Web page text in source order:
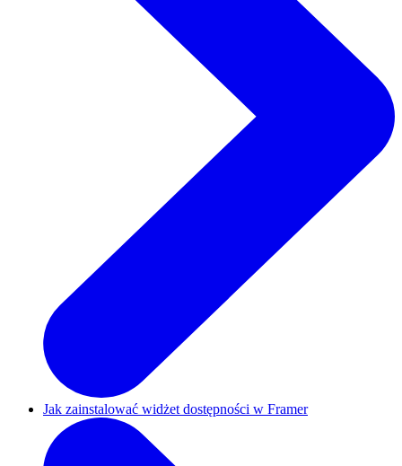
Jak zainstalować widżet dostępności w Framer